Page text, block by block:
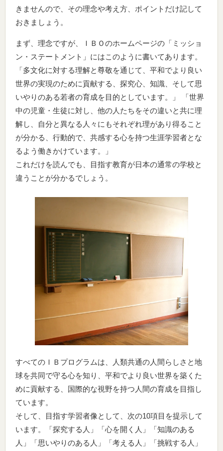
きませんので、その理念や考え方、ポイントだけ記して
おきましょう。
まず、理念ですが、ＩＢＯのホームページの「ミッショ
ン・ステートメント」にはこのように書いてあります。
「多文化に対する理解と尊敬を通じて、平和でより良い
世界の実現のために貢献する、探究心、知識、そして思
いやりのある若者の育成を目的としています。」 「世界
中の児童・生徒に対し、他の人たちをその違いと共に理
解し、自分と異なる人々にもそれぞれ理があり得ること
が分かる、行動的で、共感する心を持つ生涯学習者とな
るよう働きかけています。」
これだけを読んでも、目指す教育が日本の通常の学校と
違うことが分かるでしょう。
すべてのＩＢプログラムは、人類共通の人間らしさと地
球を共同で守る心を知り、平和でより良い世界を築くた
めに貢献する、国際的な視野を持つ人間の育成を目指し
ています。
そして、目指す学習者像として、次の10項目を提示して
います。「探究する人」「心を開く人」「知識のある
人」「思いやりのある人」「考える人」「挑戦する人」